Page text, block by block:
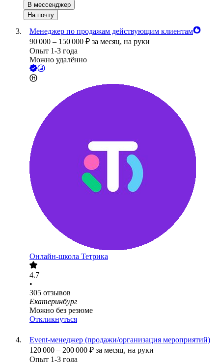
В мессенджер
На почту
Менеджер по продажам действующим клиентам
90 000 – 150 000 ₽ за месяц, на руки
Опыт 1-3 года
Можно удалённо
Онлайн-школа Тетрика
4.7
•
305 отзывов
Екатеринбург
Можно без резюме
Откликнуться
Event-менеджер (продажи/организация мероприятий)
120 000 – 200 000 ₽ за месяц, на руки
Опыт 1-3 года